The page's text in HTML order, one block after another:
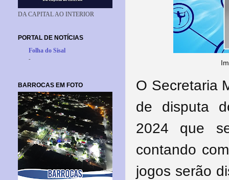
O Secretaria
de disputa
2024 que
contando
jogos serão
DA CAPITAL AO INTERIOR
PORTAL DE NOTÍCIAS
Folha do Sisal
-
BARROCAS EM FOTO